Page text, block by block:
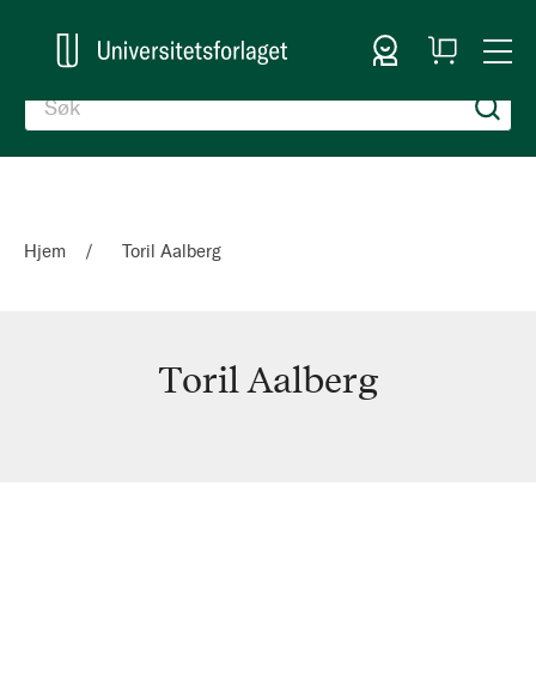
Logg inn
Handlekurv
Hjem Toril Aalberg
Toril Aalberg